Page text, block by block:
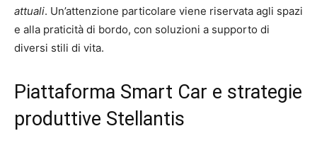
attuali. Un’attenzione particolare viene riservata agli spazi
e alla praticità di bordo, con soluzioni a supporto di
diversi stili di vita.
Piattaforma Smart Car e strategie
produttive Stellantis